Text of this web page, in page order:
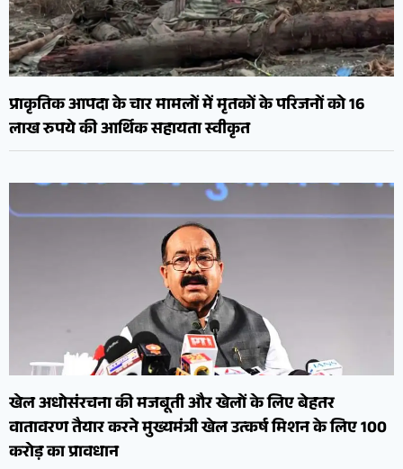
प्राकृतिक आपदा के चार मामलों में मृतकों के परिजनों को 16
लाख रुपये की आर्थिक सहायता स्वीकृत
खेल अधोसंरचना की मजबूती और खेलों के लिए बेहतर
वातावरण तैयार करने मुख्यमंत्री खेल उत्कर्ष मिशन के लिए 100
करोड़ का प्रावधान